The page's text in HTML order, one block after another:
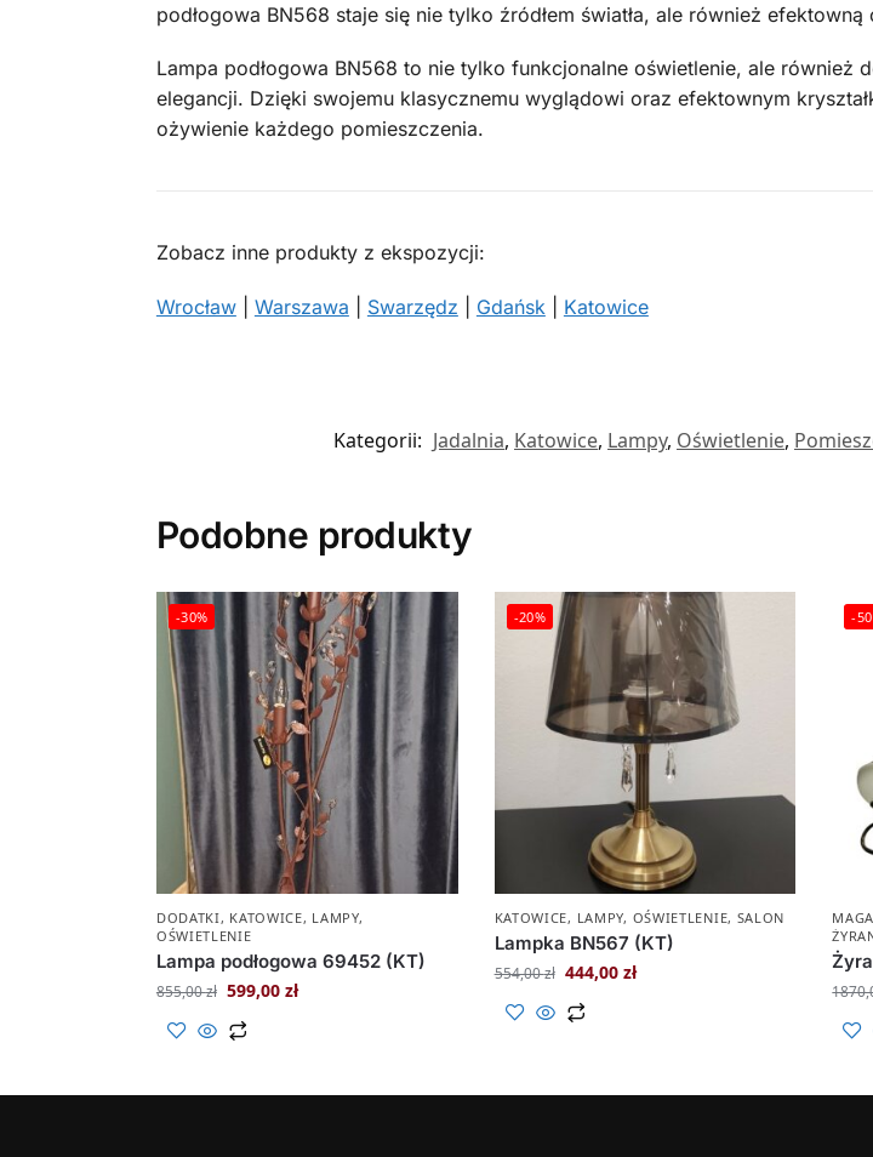
podłogowa BN568 staje się nie tylko źródłem światła, ale również
Lampa podłogowa BN568 to nie tylko funkcjonalne oświetlenie, ale
elegancji. Dzięki swojemu klasycznemu wyglądowi oraz efektownym
ożywienie każdego pomieszczenia.
Zobacz inne produkty z ekspozycji:
Wrocław| Warszawa Swarzędz Gdańsk Katowice
Kategorii: Jadalnia, Katowice, Lampy, Oświetlenie,
Podobne produkty
-30%
DODATKI, KATOWICE, LAMPY,
OŚWIETLENIE
Lampa podłogowa 69452 (KT)
855,00zł 599,00 zł
-20%
KATOWICE, LAMPY, OŚWIETLENIE, SALON
Lampka BN567 (KT)
554,00zł 444,00 zł
-